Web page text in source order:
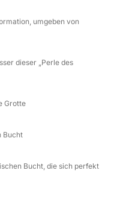
Sie
in einem Restaurant
umgeben von
dieser „Perle des
Grotte
Bucht
Bucht, die sich perfekt